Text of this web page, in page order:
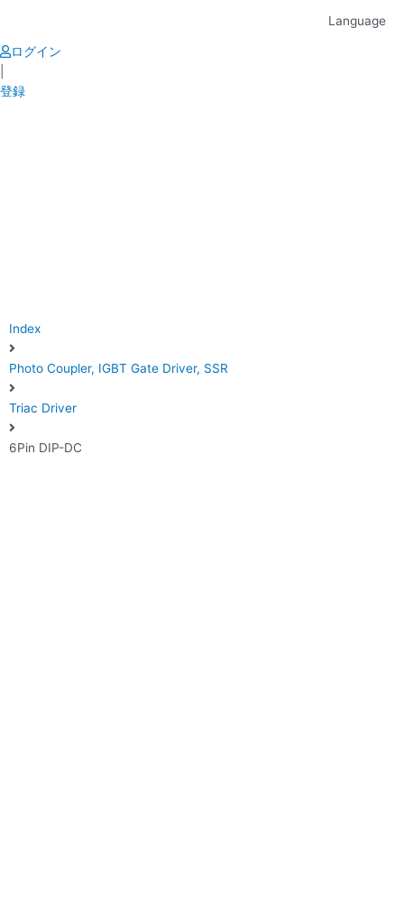
content
Language
ログイン
登録
Index
Photo Coupler, IGBT Gate Driver, SSR
Triac Driver
6Pin DIP-DC